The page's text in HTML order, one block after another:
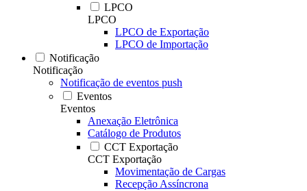
LPCO
LPCO
LPCO de Exportação
LPCO de Importação
Notificação
Notificação
Notificação de eventos push
Eventos
Eventos
Anexação Eletrônica
Catálogo de Produtos
CCT Exportação
CCT Exportação
Movimentação de Cargas
Recepção Assíncrona